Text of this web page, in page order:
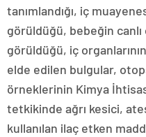
tanımlandığı, iç
görüldüğü, bebeğin
görüldüğü, iç
elde edilen bulgular,
örneklerinin Kimya
tetkikinde ağrı kesici,
kullanılan ilaç etken